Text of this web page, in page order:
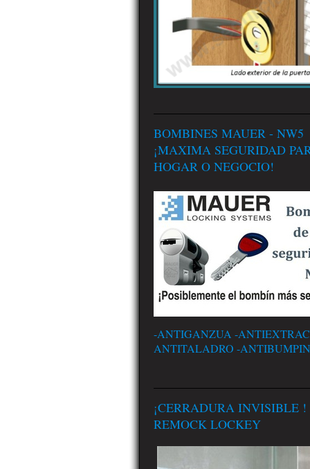
BOMBINES MAUER - NW5
¡MAXIMA SEGURIDAD
HOGAR O NEGOCIO!
-ANTIGANZUA -
ANTITALADRO -
¡CERRADURA INVISIBLE !
REMOCK LOCKEY